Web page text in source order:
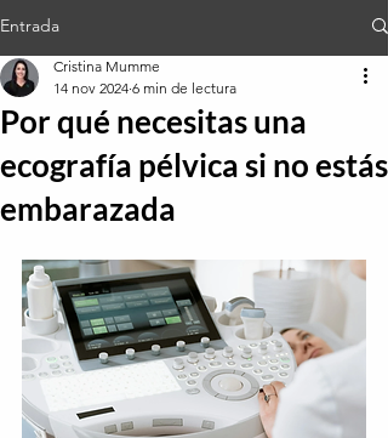
Entrada
Por qué necesitas una
ecografía pélvica si no estás
embarazada
Cristina Mumme
14 nov 2024 6 min de lectura